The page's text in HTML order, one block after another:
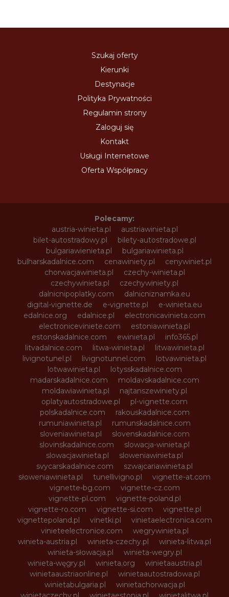
Szukaj oferty
Kierunki
Destynacje
Polityka Prywatności
Regulamin strony
Zaloguj się
Kontakt
Usługi Internetowe
Oferta Współpracy
Polecamy:
austria-winieta.pl
austriawinieta.pl
bilet-autostradowy.pl
bilety-autostradowe.pl
bulgariawienieta.pl
bulgariawinieta.pl
bulharskadalnice.com
cenawiniety.pl
cenywiniet.pl
chorwacjawinieta.pl
czechy-winieta.pl
czechywinieta.pl
czechywiniety.pl
dalnicnipoplatky.com
dalnicniznamka.eu
digital-vignette.de
e-vignette.pl
e-winieta.eu
edalnice.org
edalnice.pl
electronicavinieta.com
electroniceviniete.com
estoniawinieta.pl
estonskadalnice.com
ewinieta.pl
info365.pl
litvadalnice.com
litwa-winieta.pl
litwawinieta.pl
livignotunel.pl
livignotunnel.com
lotvawinieta.pl
lotwawinieta.pl
lotysskadalnice.com
madarskadalnice.com
moldavskadalnice.com
moldawiawinieta.pl
najtanszewiniety.pl
oplatyautostradowe.pl
pl-vignette.com
polskadalnice.com
rakouskadalnice.com
rumuniawinieta.pl
rumunskadalnice.com
sloveniawinieta.pl
slovenskadalnice.com
slovinskadalnice.com
slowacja-winieta.pl
slowacjawinieta.pl
sloweniawinieta.pl
svycarskadalnice.com
szwajcariawinieta.pl
słoweniawinieta.pl
tunellivigno.pl
vignette-at.com
vignette-bg.com
vignette-cz.com
vignette-pl.com
vignette-poland.pl
vignette-ro.com
vignette-si.com
vignette.pl
vignettepoland.pl
vinetki.pl
vinietaelectronica.com
vinieteelectronice.com
wegrywinieta.pl
winieta-austria.pl
winieta-czechy.pl
winieta-litwa.pl
winieta-słowacja.pl
winieta-wegry.pl
winieta-węgry.pl
winieta.org
winietaaustria.pl
winietaaustriaonline.pl
winietaautostradowa.pl
winietabulgaria.pl
winietachorwacja.pl